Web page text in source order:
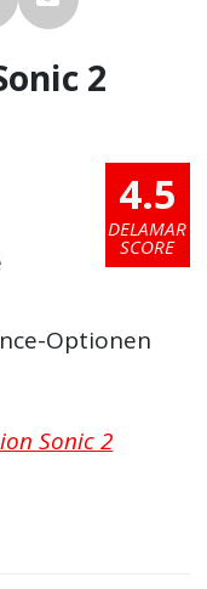
2
4.5
DELAMAR
SCORE
Optionen
Sonic 2